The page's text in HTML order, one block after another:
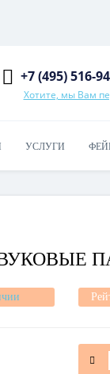
+7 (495) 516-
Хотите, мы Вам
УСЛУГИ